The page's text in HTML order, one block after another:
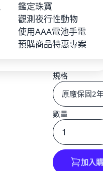
FF-HID 火狐
鋰電池_充電器
其他手電
鑑定珠寶
觀測夜行性動物
使用AAA電池手電
預購商品特惠專案
最高1300流
使用18650電
推拉式調焦型
PSK
需要聚焦打
規格
數量
加入